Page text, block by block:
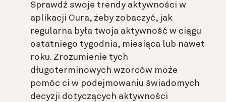
Sprawdź swoje trendy aktywności w
aplikacji Oura, żeby zobaczyć, jak
regularna była twoja aktywność w ciągu
ostatniego tygodnia, miesiąca lub nawet
roku. Zrozumienie tych
długoterminowych wzorców może
pomóc ci w podejmowaniu świadomych
decyzji dotyczących aktywności